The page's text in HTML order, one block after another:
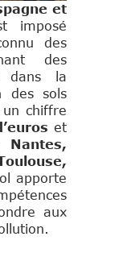
et
imposé
des
des
dans la
des sols
chiffre
et
Nantes,
apporte
aux